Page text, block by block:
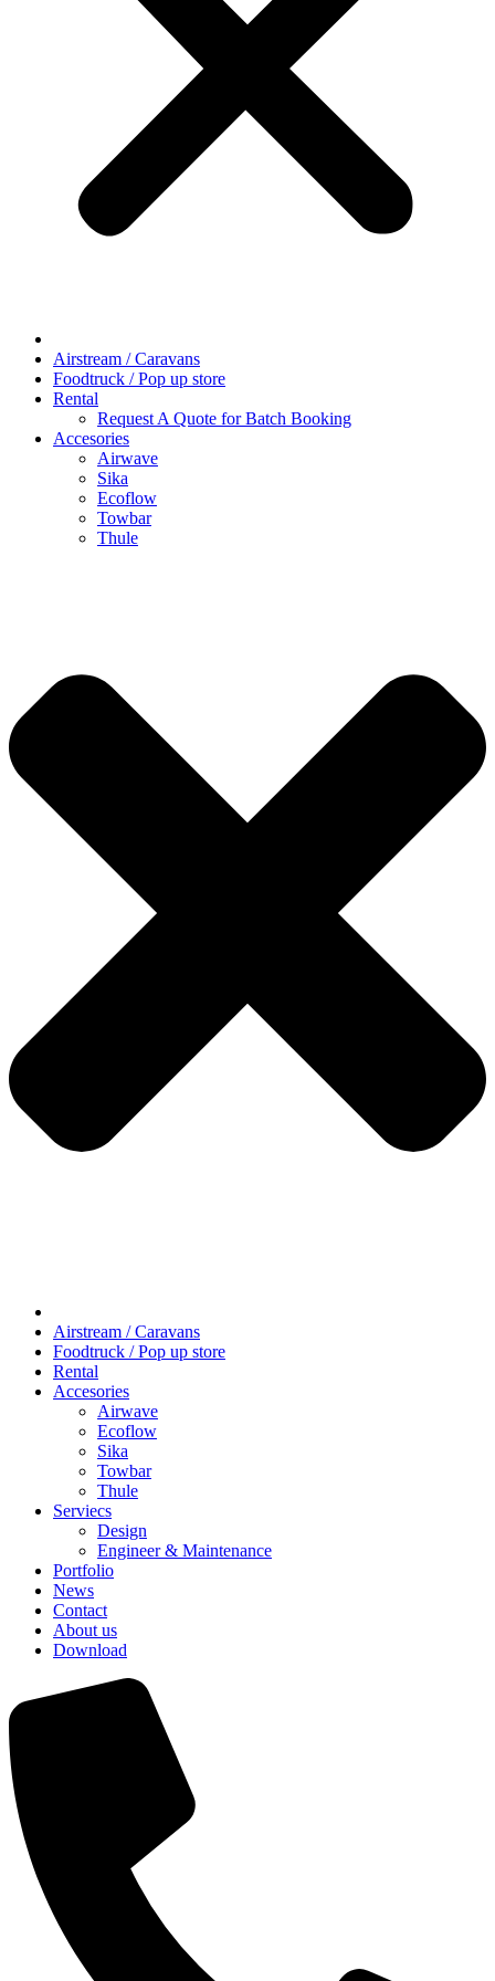
Airstream / Caravans
Foodtruck / Pop up store
Rental
Request A Quote for Batch Booking
Accesories
Airwave
Sika
Ecoflow
Towbar
Thule
Airstream / Caravans
Foodtruck / Pop up store
Rental
Accesories
Airwave
Ecoflow
Sika
Towbar
Thule
Serviecs
Design
Engineer & Maintenance
Portfolio
News
Contact
About us
Download